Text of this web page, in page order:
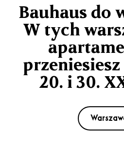
Bauhaus do
W tych
20. i 30.